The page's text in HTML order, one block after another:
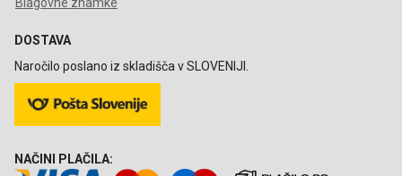
DOSTAVA
Naročilo poslano iz skladišča v SLOVENIJI.
NAČINI PLAČILA: